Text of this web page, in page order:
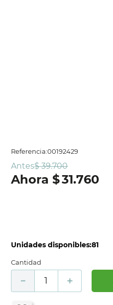
Referencia:00192429
Antes$ 39.700
$31.760
Unidades disponibles:81
Cantidad
＋
－